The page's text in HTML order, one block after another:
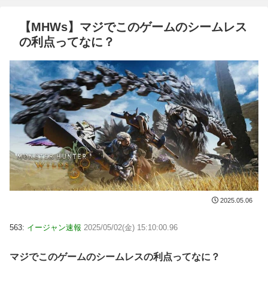
【MHWs】マジでこのゲームのシームレス
の利点ってなに？
2025.05.06
563: イージャン速報 2025/05/02(金) 15:10:00.96
マジでこのゲームのシームレスの利点ってなに？